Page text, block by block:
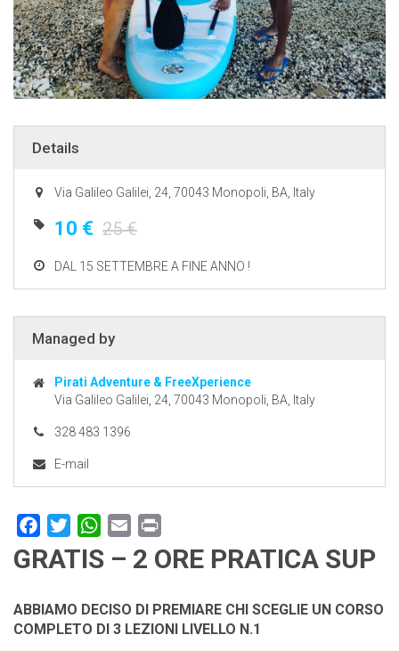
Details
Via Galileo Galilei, 24, 70043 Monopoli, BA, Italy
10 € 25 €
DAL 15 SETTEMBRE A FINE ANNO !
Managed by
Pirati Adventure & FreeXperience
Via Galileo Galilei, 24, 70043 Monopoli, BA, Italy
328 483 1396
E-mail
FacebookTwitterWhatsApp
Email
GRATIS – 2 ORE PRATICA SUP
ABBIAMO DECISO DI PREMIARE CHI SCEGLIE UN CORSO
COMPLETO DI 3 LEZIONI LIVELLO N.1